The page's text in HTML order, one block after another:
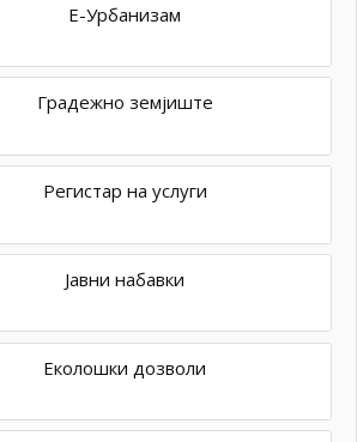
Е-Урбанизам
Градежно земјиште
Регистар на услуги
Јавни набавки
Еколошки дозволи